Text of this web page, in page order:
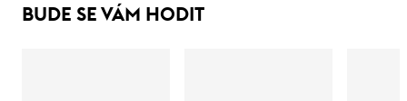
BUDE SE VÁM HODIT